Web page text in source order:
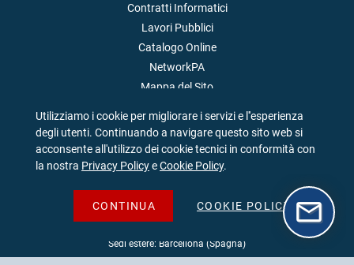
Utilizziamo i cookie per migliorare i servizi e l''esperienza
degli utenti. Continuando a navigare questo sito web si
acconsente all'utilizzo dei cookie tecnici in conformità con
la nostra Privacy PolicyeCookie Policy.
CONTINUA COOKIE POLICY
Contratti Informatici
Lavori Pubblici
Catalogo Online
NetworkPA
Mappa del Sito
Sedi italiane: Cagliari | Sulmona (AQ) | Milano | Roma
Sedi estere: Barcellona (Spagna)